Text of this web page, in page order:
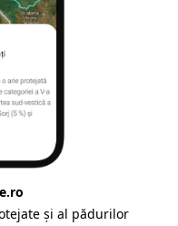
și al pădurilor